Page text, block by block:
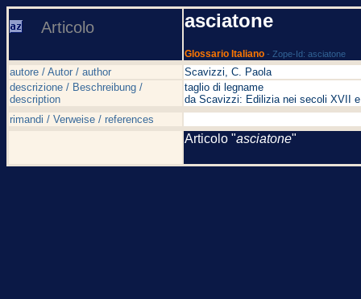
Articolo asciatone
Glossario Italiano - Zope-Id: asciatone
autore / Autor / author
Scavizzi, C. Paola
descrizione / Beschreibung /
description
taglio di legname
da Scavizzi: Edilizia nei secoli XVII
rimandi / Verweise / references
Articolo "asciatone"